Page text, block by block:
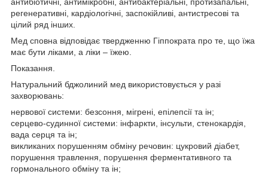
регенеративні, кардіологічні, заспокійливі, антистресові та
цілий ряд інших.
Мед сповна відповідає твердженню Гіппократа про те, що їжа
має бути ліками, а ліки – їжею.
Показання.
Натуральний бджолиний мед використовується у разі
захворювань:
нервової системи: безсоння, мігрені, епілепсії та ін;
серцево-судинної системи: інфаркти, інсульти, стенокардія,
вада серця та ін;
викликаних порушенням обміну речовин: цукровий діабет,
порушення травлення, порушення ферментативного та
гормонального обміну та ін;